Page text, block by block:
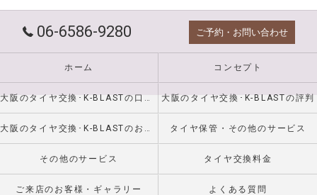
06-6586-9280 ご予約・お問い合わせ
ホーム コンセプト
大阪のタイヤ交換･K-BLASTの口コミ情報 大阪のタイヤ交換･K-BLASTの評判
大阪のタイヤ交換･K-BLASTのお客様の声 タイヤ保管・その他のサービス
その他のサービス タイヤ交換料金
ご来店のお客様・ギャラリー よくある質問